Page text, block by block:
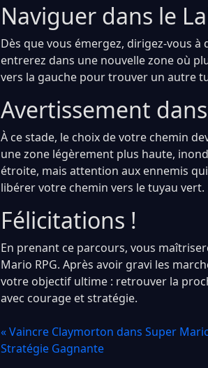
Naviguer dans le
Dès que vous émergez, dirigez-vous
entrerez dans une nouvelle zone où
vers la gauche pour trouver un autre
Avertissement
À ce stade, le choix de votre chemin
une zone légèrement plus haute,
étroite, mais attention aux ennemis
libérer votre chemin vers le tuyau vert.
Félicitations !
En prenant ce parcours, vous
Mario RPG. Après avoir gravi les
votre objectif ultime : retrouver la
avec courage et stratégie.
« Vaincre Claymorton dans Super
Stratégie Gagnante